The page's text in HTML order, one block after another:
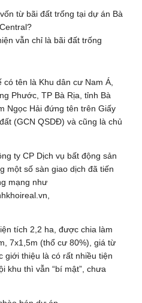
vẫn chỉ là bãi đất trống
tên là Khu dân cư Nam Á,
Phước, TP Bà Rịa, tỉnh Bà
Ngọc Hải đứng tên trên Giấy
(GCN QSDĐ) và cũng là chủ
ty CP Dịch vụ bất động sản
một số sàn giao dịch đã tiến
mạng như
tích 2,2 ha, được chia làm
7x1,5m (thổ cư 80%), giá từ
giới thiệu là có rất nhiều tiện
khu thì vẫn “bí mật”, chưa